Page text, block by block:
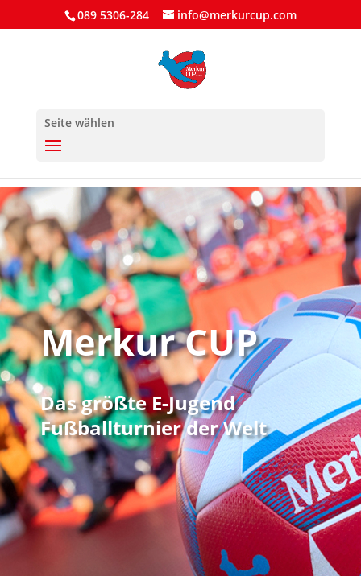
089 5306-284 info@merkurcup.com
Seite wählen
Merkur CUP
Das größte E-Jugend
Fußballturnier der Welt